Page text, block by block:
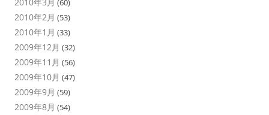
(60)
2010年2月 (53)
2010年1月 (33)
2009年12月 (32)
2009年11月 (56)
2009年10月 (47)
2009年9月 (59)
2009年8月 (54)